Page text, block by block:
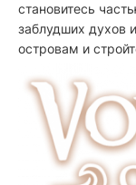
становитесь
заблудших духов
островам и